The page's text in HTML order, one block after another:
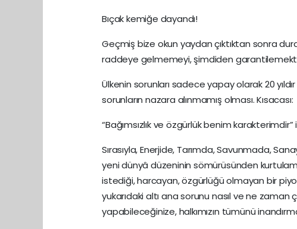
Bıçak kemiğe dayandı!
Geçmiş bize okun yaydan çıktıktan sonra
raddeye gelmemeyi, şimdiden
Ülkenin sorunları sadece yapay olarak 20
sorunların nazara alınmamış olması. Kısacası:
“Bağımsızlık ve özgürlük benim
Sırasıyla, Enerjide, Tarımda, Savunmada,
yeni dünyâ düzeninin sömürüsünden
istediği, harcayan, özgürlüğü olmayan bir
yukarıdaki altı ana sorunu nasıl ve ne zaman
yapabileceğinize, halkımızın tümünü